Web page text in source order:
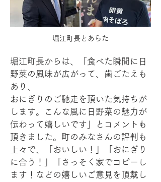
堀江町長とあらた
堀江町長からは、「食べた瞬間に日
野菜の風味が広がって、歯ごたえも
あり、
おにぎりのご馳走を頂いた気持ちが
します。こんな風に日野菜の魅力が
伝わって嬉しいです」とコメントも
頂きました。町のみなさんの評判も
上々で、「おいしい！」「おにぎり
に合う！」「さっそく家でコピーし
ます！などの嬉しいご意見を頂戴し